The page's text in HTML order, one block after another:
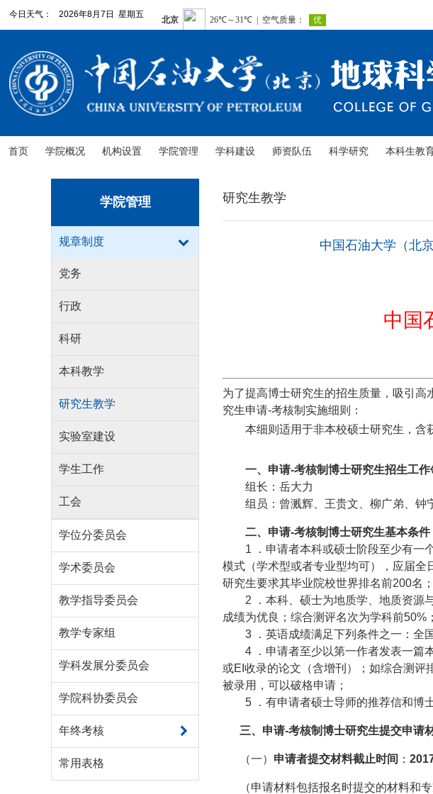
今日天气： 2026年8月7日 星期五
首页 学院概况 机构设置 学院管理 学科建设 师资队伍 科学研究 本科生教
学院管理
规章制度
党务
行政
科研
本科教学
研究生教学
实验室建设
学生工作
工会
学位分委员会
学术委员会
教学指导委员会
教学专家组
学科发展分委员会
学院科协委员会
年终考核
常用表格
研究生教学
中国石油大学（北
中国
为了提高博士研究生的招生质量，吸引
究生申请-考核制实施细则：
本细则适用于非本校硕士研究生，含
一、申请-考核制博士研究生招生工作
组长：岳大力
组员：曾溅辉、王贵文、柳广弟、钟
二、申请-考核制博士研究生基本条件
1
．申请者本科或硕士阶段至少有一
模式（学术型或者专业型均可），应届
研究生要求其毕业院校世界排名前200名；
2
．本科、硕士为地质学、地质资源
成绩为优良；综合测评名次为学科前50% ；
3
．英语成绩满足下列条件之一：全
4
．申请者至少以第一作者发表一
或EI 收录的论文（含增刊）；如综合测评
被录用，可以破格申请；
5
．有申请者硕士导师的推荐信和博
三、申请-考核制博士研究生提交申请
（一） 申请者提交材料截止时间 ：
（申请材料包括报名时提交的材料和